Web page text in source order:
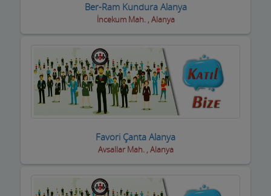
Ber-Ram Kundura Alanya
İncekum Mah. , Alanya
Favori Çanta Alanya
Avsallar Mah. , Alanya